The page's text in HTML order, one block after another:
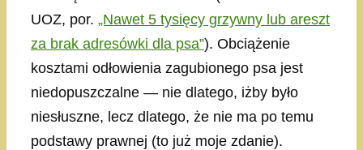
UOZ, por. „Nawet 5 tysięcy grzywny lub areszt
za brak adresówki dla psa”). Obciążenie
kosztami odłowienia zagubionego psa jest
niedopuszczalne — nie dlatego, iżby było
niesłuszne, lecz dlatego, że nie ma po temu
podstawy prawnej (to już moje zdanie).